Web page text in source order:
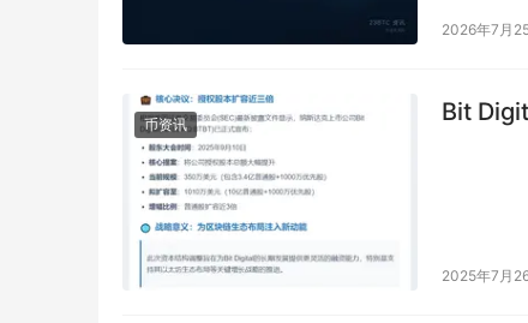
2026年7月
币资讯 Bit
2025年7月